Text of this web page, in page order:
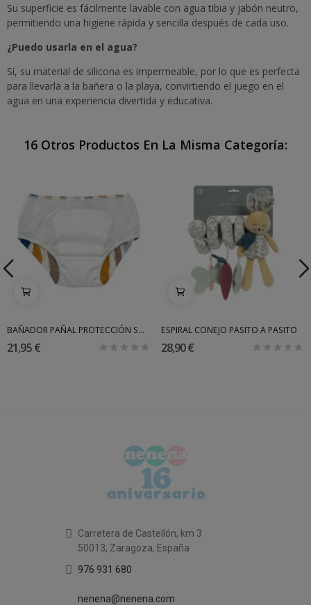
Su superficie es fácilmente lavable con agua tibia y jabón neutro,
permitiendo una higiene rápida y sencilla después de cada uso.
¿Puedo usarla en el agua?
Sí, su material de silicona es impermeable, por lo que es perfecta
para llevarla a la bañera o la playa, convirtiendo el juego en el
agua en una experiencia divertida y educativa.
16 Otros Productos En La Misma Categoría:
BAÑADOR PAÑAL PROTECCIÓN SOLAR LASSIG
21,95 €
ESPIRAL CONEJO PASITO A PASITO
28,90 €
Carretera de Castellón, km 3
50013, Zaragoza, España
976 931 680
nenena@nenena.com